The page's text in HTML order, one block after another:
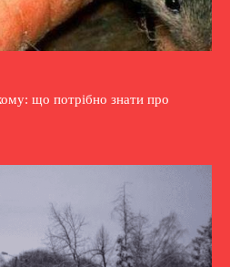
що потрібно знати про